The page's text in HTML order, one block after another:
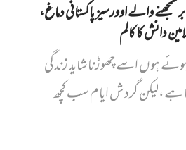
سمجھنے والے اوورسیز پاکستانی دماغ،
دانش کا کالم
ہوں اسے چھوڑنا شاید زندگی
ہے،لیکن گردش ایام سب کچھ